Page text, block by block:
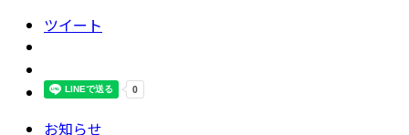
ツイート
お知らせ